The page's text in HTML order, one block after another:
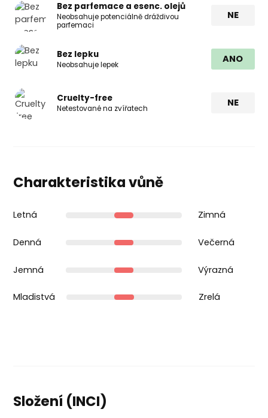
Bez parfemace a esenc. olejů
Neobsahuje potenciálně dráždivou
parfemaci
NE
Bez lepku
Neobsahuje lepek
ANO
Cruelty-free
Netestované na zvířatech
NE
Charakteristika vůně
Letná Zimná
Denná Večerná
Jemná Výrazná
Mladistvá Zrelá
Složení (INCI)